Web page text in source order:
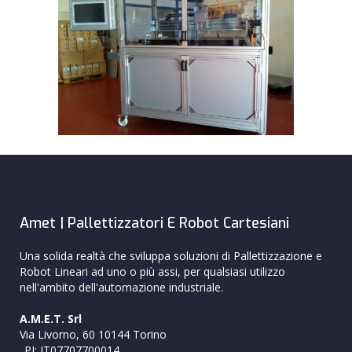
Amet | Pallettizzatori E Robot Cartesiani
Una solida realtà che sviluppa soluzioni di Pallettizzazione e
Robot Lineari ad uno o più assi, per qualsiasi utilizzo
nell'ambito dell'automazione industriale.
A.M.E.T. Srl
Via Livorno, 60 10144 Torino